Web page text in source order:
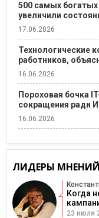
500 самых
увеличили
17.06.2026
Технологические
работников,
16.06.2026
Пороховая бочка
сокращения ради
16.06.2026
ЛИДЕРЫ МНЕНИЙ
Когда
23 июля